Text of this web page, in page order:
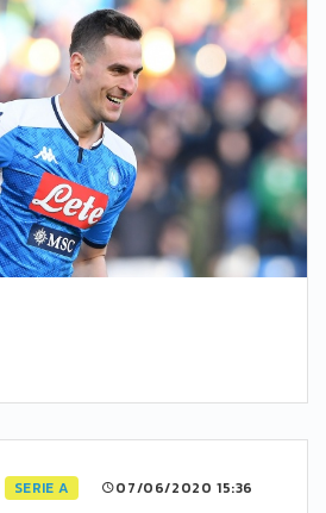
SERIE A 07/06/2020 15:36